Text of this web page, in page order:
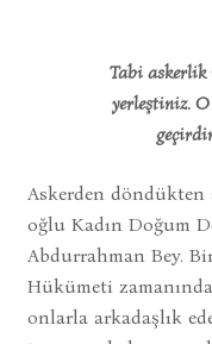
Tabi askerlik
yerleştiniz.
Askerden döndükten
oğlu Kadın Doğum
Abdurrahman Bey.
Hükümeti
onlarla arkadaşlık